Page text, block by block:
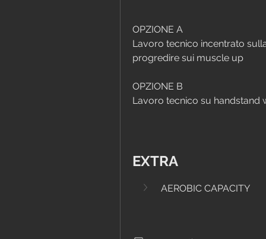
OPZIONE A
Lavoro tecnico incentrato
progredire sui muscle up
OPZIONE B
Lavoro tecnico su handstand
EXTRA
AEROBIC CAPACITY